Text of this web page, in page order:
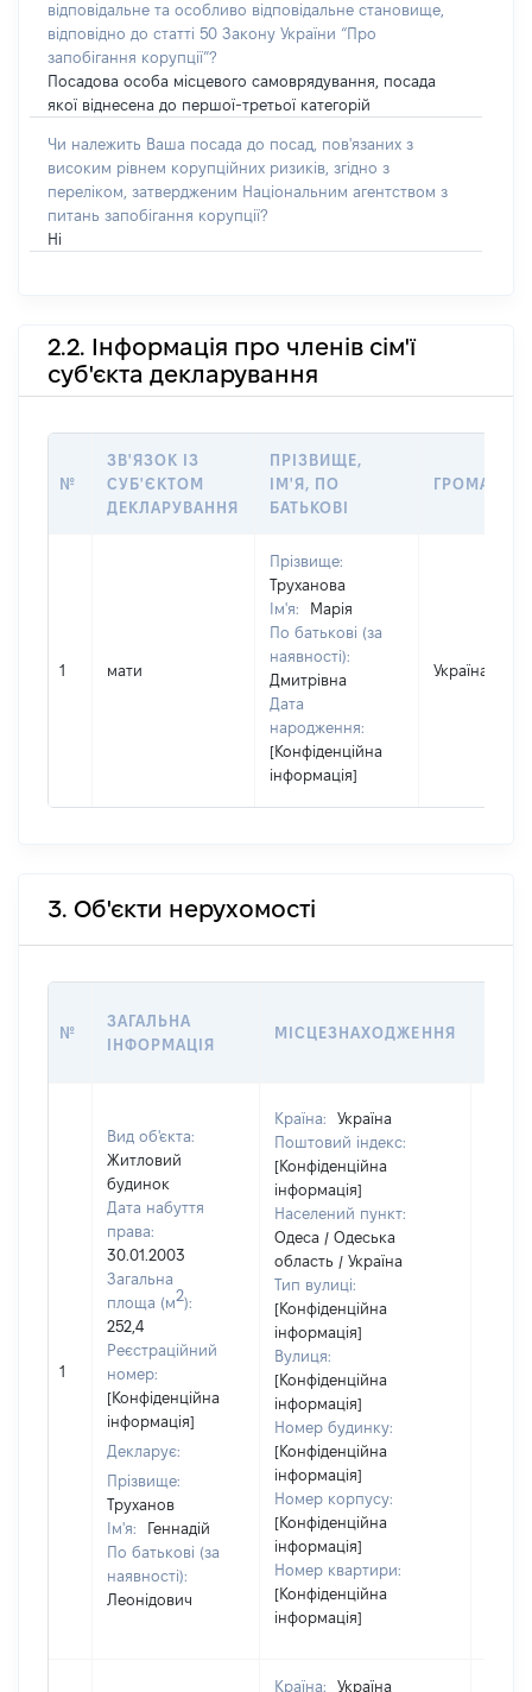
відповідальне та особливо відповідальне становище,
відповідно до статті 50 Закону України “Про
запобігання корупції”?
Посадова особа місцевого самоврядування, посада
якої віднесена до першої-третьої категорій
Чи належить Ваша посада до посад, пов'язаних з
високим рівнем корупційних ризиків, згідно з
переліком, затвердженим Національним агентством з
питань запобігання корупції?
Ні
2.2. Інформація про членів сім'ї
суб'єкта декларування
№
ЗВ'ЯЗОК ІЗ
СУБ'ЄКТОМ
ДЕКЛАРУВАННЯ
ПРІЗВИЩЕ,
ІМ'Я, ПО
БАТЬКОВІ
1 мати
Прізвище:
Труханова
Ім'я:
Марія
По батькові (за
наявності):
Дмитрівна
Дата
народження:
[Конфіденційна
інформація]
Україна
3. Об'єкти нерухомості
№
ЗАГАЛЬНА
ІНФОРМАЦІЯ
МІСЦЕЗНАХОДЖЕННЯ
1
Вид об'єкта:
Житловий
будинок
Дата набуття
права:
30.01.2003
Загальна
площа (м2):
252,4
Реєстраційний
номер:
[Конфіденційна
інформація]
Декларує:
Прізвище:
Труханов
Ім'я:
Геннадій
По батькові (за
наявності):
Леонідович
Країна:
Україна
Поштовий індекс:
[Конфіденційна
інформація]
Населений пункт:
Одеса / Одеська
область / Україна
Тип вулиці:
[Конфіденційна
інформація]
Вулиця:
[Конфіденційна
інформація]
Номер будинку:
[Конфіденційна
інформація]
Номер корпусу:
[Конфіденційна
інформація]
Номер квартири:
[Конфіденційна
інформація]
Країна: Україна